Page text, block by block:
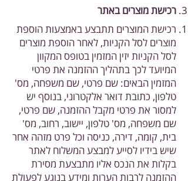
רכישת מוצרים באתר
רכישת המוצרים תתבצע באמצעות הוספת
מוצרים לסל הקניות, לאחר הוספת מוצרים
לסל הקניות יזין המזמין בטופס המקוון
המיועד לכך בתהליך ההזמנה את פרטי
המזמין הבאים: שם פרטי, שם משפחה, מס'
טלפון, כתובת דואר אלקטרוני, בנוסף יש
למסור את פרטי מקבל ההזמנה, שם פרטי,
שם משפחה, מס' טלפון, יישוב, רחוב, מס'
בית, קומה, דירה, כניסה וכל פרט מזהה אחר
שיש בידיו לסייע למבצע המשלוח לאתר
בקלות את הנכס אליו מתבצעת מסירת
ההזמנה לרבות הערות ומידע בנוגע לפעולת